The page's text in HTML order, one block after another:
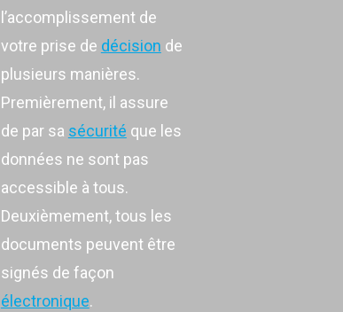
l’accomplissement de
votre prise de décision de
plusieurs manières.
Premièrement, il assure
de par sa sécurité que les
données ne sont pas
accessible à tous.
Deuxièmement, tous les
documents peuvent être
signés de façon
électronique.